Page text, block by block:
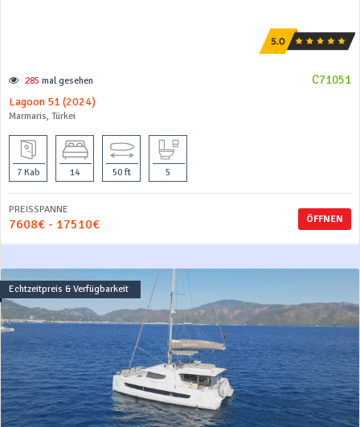
C71051
285 mal gesehen
Lagoon 51 (2024)
Marmaris, Türkei
7 Kab 14 50 ft 5
ÖFFNEN
PREISSPANNE
7608€ - 17510€
Echtzeitpreis & Verfügbarkeit